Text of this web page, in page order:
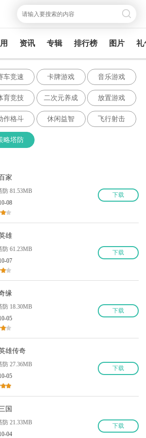
资讯 专辑 排行榜 图片 礼
车竞速 卡牌游戏 音乐游戏
育竞技 二次元养成 放置游戏
作格斗 休闲益智 飞行射击
略塔防
家
防 81.53MB
08
下载
雄
防 61.23MB
07
下载
缘
防 18.30MB
05
下载
雄传奇
防 27.36MB
05
下载
国
防 21.33MB
04
下载